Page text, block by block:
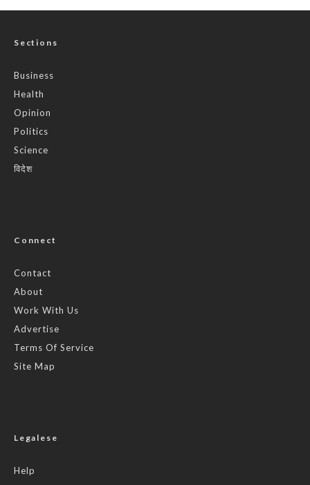
Sections
Business
Health
Opinion
Politics
Science
विदेश
Connect
Contact
About
Work With Us
Advertise
Terms Of Service
Site Map
Legalese
Help